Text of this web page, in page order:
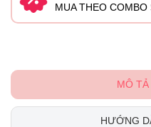
MUA THEO
MÔ TẢ
HƯỚNG